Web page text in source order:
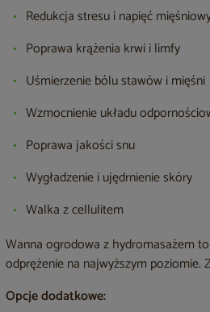
Redukcja stresu i napięć
Poprawa krążenia krwi i limfy
Uśmierzenie bólu stawów i mięśni
Wzmocnienie układu
Poprawa jakości snu
Wygładzenie i ujędrnienie skóry
Walka z cellulitem
Wanna ogrodowa z hydromasażem
odprężenie na najwyższym poziomie.
Opcje dodatkowe: